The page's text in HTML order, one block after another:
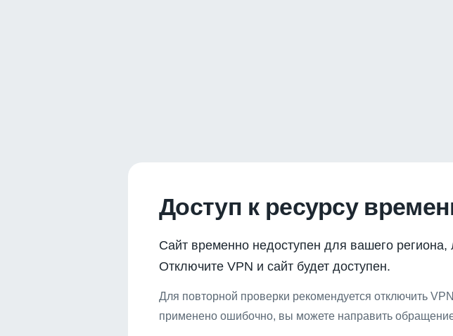
Доступ к ресурсу
Сайт временно недоступен для вашего региона,
Отключите VPN и сайт будет доступен.
Для повторной проверки рекомендуется отключить
применено ошибочно, вы можете направить